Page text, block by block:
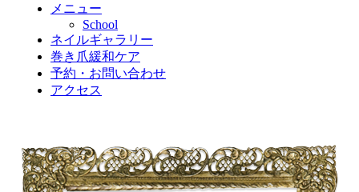
メニュー
School
ネイルギャラリー
巻き爪緩和ケア
予約・お問い合わせ
アクセス